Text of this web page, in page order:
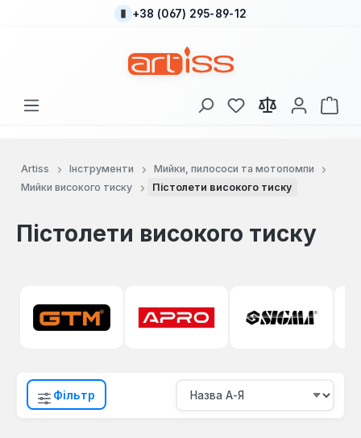
Перейти до основного вмісту
+38 (067) 295-89-12
У вас є 0 у списку
Artiss Інструменти
Мийки, пилососи та мотопомпи
Мийки високого тиску
Пістолети високого тиску
Пістолети високого тиску
Фільтр